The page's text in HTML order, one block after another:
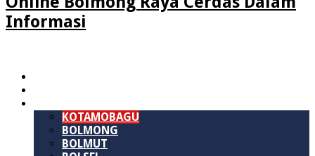
Informasi
KOTAMOBAGU
BOLMONG
BOLMUT